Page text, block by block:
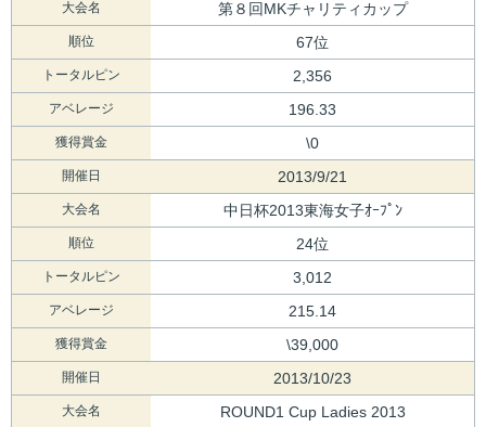
大会名 第８回MKチャリティカップ
順位 67位
トータルピン 2,356
アベレージ 196.33
獲得賞金 \0
開催日 2013/9/21
大会名 中日杯2013東海女子ｵｰﾌﾟﾝ
順位 24位
トータルピン 3,012
アベレージ 215.14
獲得賞金 \39,000
開催日 2013/10/23
大会名 ROUND1 Cup Ladies 2013